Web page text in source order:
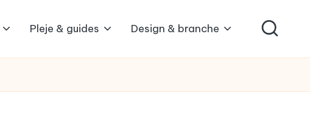
Pleje & guides Design & branche